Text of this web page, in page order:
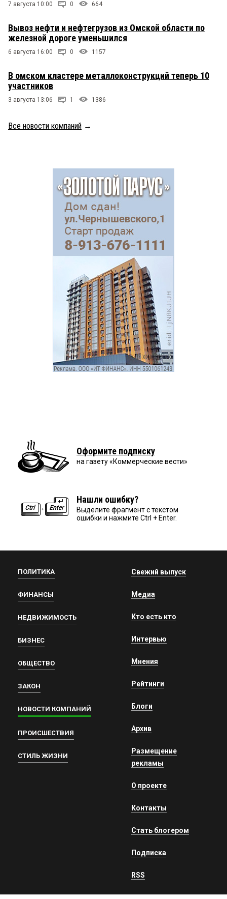
7 августа 10:00 0 664
Вывоз нефти и нефтегрузов из Омской области по
железной дороге уменьшился
6 августа 16:00 0 1157
В омском кластере металлоконструкций теперь 10
участников
3 августа 13:06 1 1386
Все новости компаний →
Оформите подписку
на газету «Коммерческие вести»
Нашли ошибку?
Выделите фрагмент с текстом
ошибки и нажмите Ctrl + Enter.
ПОЛИТИКА
ФИНАНСЫ
НЕДВИЖИМОСТЬ
БИЗНЕС
ОБЩЕСТВО
ЗАКОН
НОВОСТИ КОМПАНИЙ
ПРОИСШЕСТВИЯ
СТИЛЬ ЖИЗНИ
Свежий выпуск
Медиа
Кто есть кто
Интервью
Мнения
Рейтинги
Блоги
Архив
Размещение
рекламы
О проекте
Контакты
Стать блогером
Подписка
RSS